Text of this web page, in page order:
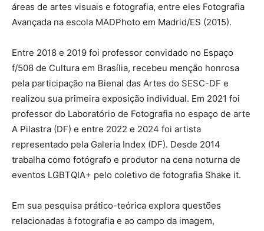
áreas de artes visuais e fotografia, entre eles Fotografia
Avançada na escola MADPhoto em Madrid/ES (2015).
Entre 2018 e 2019 foi professor convidado no Espaço
f/508 de Cultura em Brasília, recebeu menção honrosa
pela participação na Bienal das Artes do SESC-DF e
realizou sua primeira exposição individual. Em 2021 foi
professor do Laboratório de Fotografia no espaço de arte
A Pilastra (DF) e entre 2022 e 2024 foi artista
representado pela Galeria Index (DF). Desde 2014
trabalha como fotógrafo e produtor na cena noturna de
eventos LGBTQIA+ pelo coletivo de fotografia Shake it.
Em sua pesquisa prático-teórica explora questões
relacionadas à fotografia e ao campo da imagem,